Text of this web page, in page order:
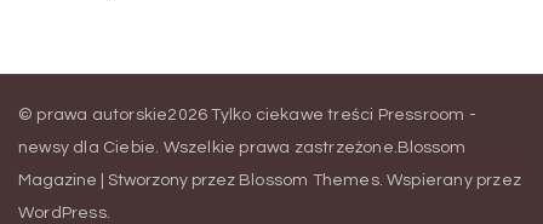
© prawa autorskie2026Tylko ciekawe treści Pressroom -
newsy dla Ciebie. Wszelkie prawa zastrzeżone. Blossom
Magazine | Stworzony przez Blossom Themes. Wspierany przez
WordPress.